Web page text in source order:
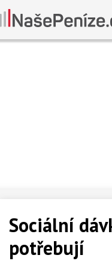
Sociální
potřebují